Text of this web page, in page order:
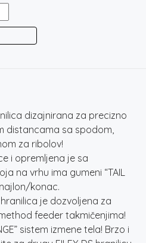
dizajnirana za precizno
distancama sa spodom,
za ribolov!
i opremljena je sa
na vrhu ima gumeni “TAIL
najlon/konac.
je dozvoljena za
feeder takmičenjima!
sistem izmene tela! Brzo i